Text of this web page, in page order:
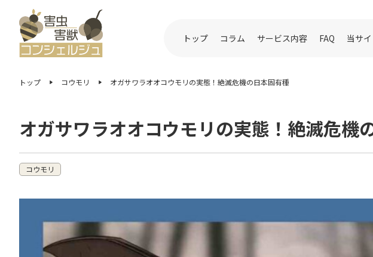
トップ コラム サービス内容 FAQ 当サ
トップ コウモリ オガサワラオオコウモリの実態！絶滅危機の日本固有種
オガサワラオオコウモリの実態！絶滅危機
コウモリ